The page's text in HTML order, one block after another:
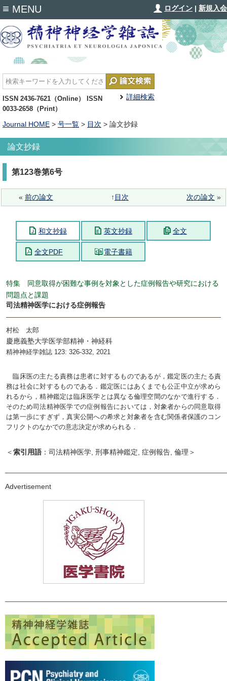
ログイン | 新規入会
詳細検索
ISSN 2436-7621（Online） ISSN
0033-2658（Print）
≡ MENU
Journal HOME > 号一覧 > 目次 > 論文抄録
論文抄録
第123巻第6号
« 前の論文 ↑ 目次 次の論文 »
和文抄録 英文抄録 全文
全文PDF 電子書籍
特集 同意取得が困難な事例を対象とした症例報告や研究における
問題点と課題
司法精神医学における症例報告
村松 太郎
慶應義塾大学医学部精神・神経科
精神神経学雑誌 123: 326-332, 2021
臨床医の主たる責務は患者に対するものであるが，鑑定医の主たる責
務は社会に対するものである．鑑定医にはあくまでも公正中立が求めら
れるから，精神鑑定は臨床医学とは異なる倫理空間のなかで進行する．
そのため司法精神医学での症例報告においては，対象者からの同意取得
は第一歩にすぎず，真実公開への希求と対象者を含む関係者保護のコン
フリクトのなかでの意志決定が求められる．
＜索引用語 ：司法精神医学, 刑事精神鑑定, 症例報告, 倫理＞
Advertisement